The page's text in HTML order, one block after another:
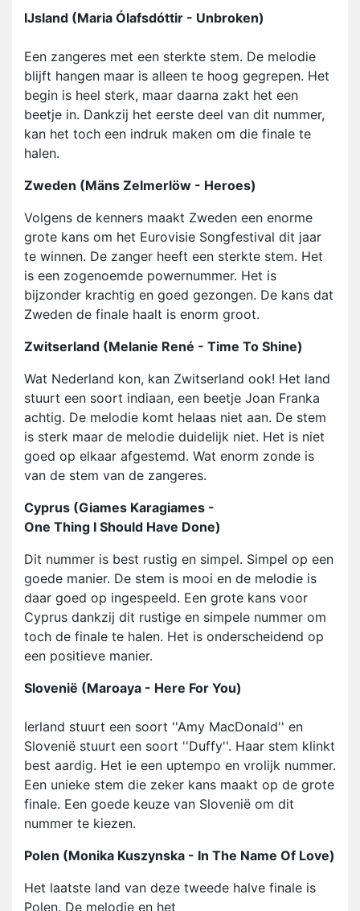
IJsland (Maria Ólafsdóttir - Unbroken)
Een zangeres met een sterkte stem. De melodie
blijft hangen maar is alleen te hoog gegrepen. Het
begin is heel sterk, maar daarna zakt het een
beetje in. Dankzij het eerste deel van dit nummer,
kan het toch een indruk maken om die finale te
halen.
Zweden (Mäns Zelmerlöw - Heroes)
Volgens de kenners maakt Zweden een enorme
grote kans om het Eurovisie Songfestival dit jaar
te winnen. De zanger heeft een sterkte stem. Het
is een zogenoemde powernummer. Het is
bijzonder krachtig en goed gezongen. De kans dat
Zweden de finale haalt is enorm groot.
Zwitserland (Melanie René - Time To Shine)
Wat Nederland kon, kan Zwitserland ook! Het land
stuurt een soort indiaan, een beetje Joan Franka
achtig. De melodie komt helaas niet aan. De stem
is sterk maar de melodie duidelijk niet. Het is niet
goed op elkaar afgestemd. Wat enorm zonde is
van de stem van de zangeres.
Cyprus (Giames Karagiames -
One Thing I Should Have Done)
Dit nummer is best rustig en simpel. Simpel op een
goede manier. De stem is mooi en de melodie is
daar goed op ingespeeld. Een grote kans voor
Cyprus dankzij dit rustige en simpele nummer om
toch de finale te halen. Het is onderscheidend op
een positieve manier.
Slovenië (Maroaya - Here For You)
Ierland stuurt een soort ''Amy MacDonald'' en
Slovenië stuurt een soort ''Duffy''. Haar stem klinkt
best aardig. Het ie een uptempo en vrolijk nummer.
Een unieke stem die zeker kans maakt op de grote
finale. Een goede keuze van Slovenië om dit
nummer te kiezen.
Polen (Monika Kuszynska - In The Name Of Love)
Het laatste land van deze tweede halve finale is
Polen. De melodie en het